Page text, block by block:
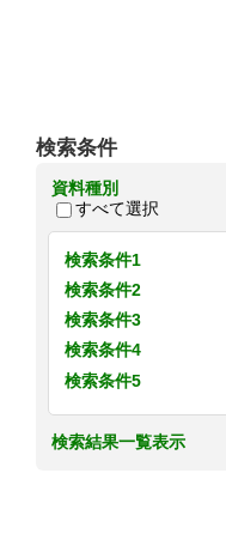
検索条件
資料種別
すべて選択
検索条件1
検索条件2
検索条件3
検索条件4
検索条件5
検索結果一覧表示